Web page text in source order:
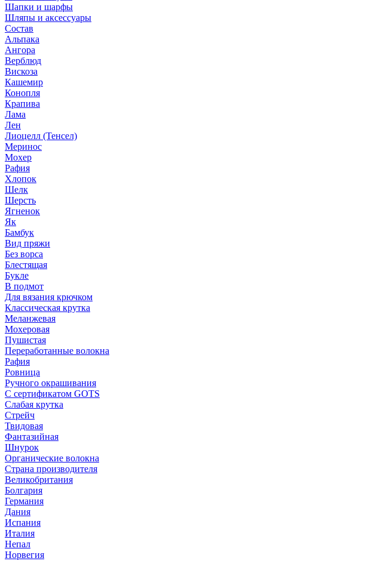
Шапки и шарфы
Шляпы и аксессуары
Состав
Альпака
Ангора
Верблюд
Вискоза
Кашемир
Конопля
Крапива
Лама
Лен
Лиоцелл (Тенсел)
Меринос
Мохер
Рафия
Хлопок
Шелк
Шерсть
Ягненок
Як
Бамбук
Вид пряжи
Без ворса
Блестящая
Букле
В подмот
Для вязания крючком
Классическая крутка
Меланжевая
Мохеровая
Пушистая
Переработанные волокна
Рафия
Ровница
Ручного окрашивания
С сертификатом GOTS
Слабая крутка
Стрейч
Твидовая
Фантазийная
Шнурок
Органические волокна
Страна производителя
Великобритания
Болгария
Германия
Дания
Испания
Италия
Непал
Норвегия